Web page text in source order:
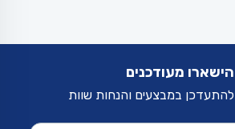
הישארו מעודכנים
במבצעים והנחות שוות